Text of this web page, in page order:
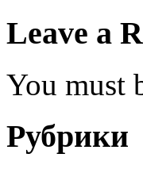
Leave a
You must
Рубрики